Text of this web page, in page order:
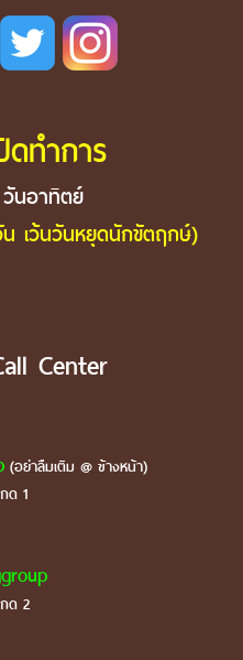
ทำการ
นอาทิตย์
เว้นวันหยุดนักขัตฤกษ์)
Center
(อย่าลืมเติม @ ข้างหน้า)
1
ด 2